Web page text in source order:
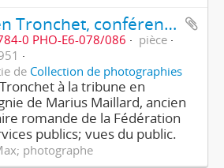
[Lucien Tronchet, conférence sur les Etats-Unis, grande salle du Faubourg]
0 PHO-E6-078/086
pièce
de Collection de photographies
à la tribune en
de Marius Maillard, ancien
romande de la Fédération
publics; vues du public.
photographe